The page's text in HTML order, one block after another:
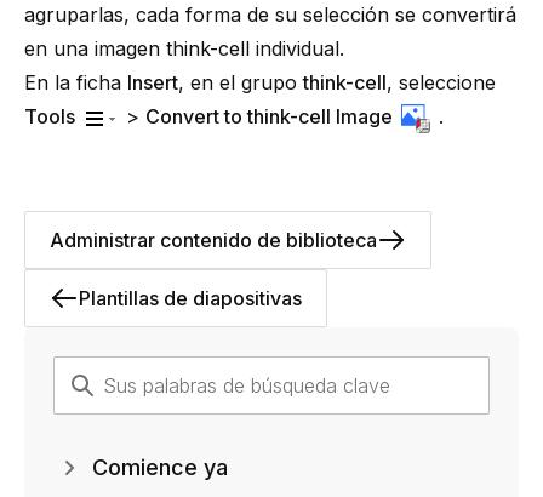
agruparlas, cada forma de su selección se convertirá
en una imagen think-cell individual.
En la ficha Insert, en el grupothink-cell, seleccione
Tools
> Convert tothink-cell Image .
Plantillas de diapositivas
Administrar contenido de biblioteca
Comience ya